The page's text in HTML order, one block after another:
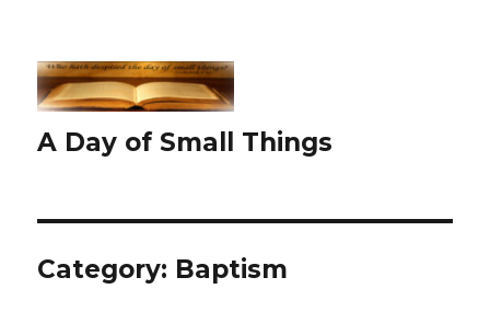
A Day of Small Things
Category: Baptism